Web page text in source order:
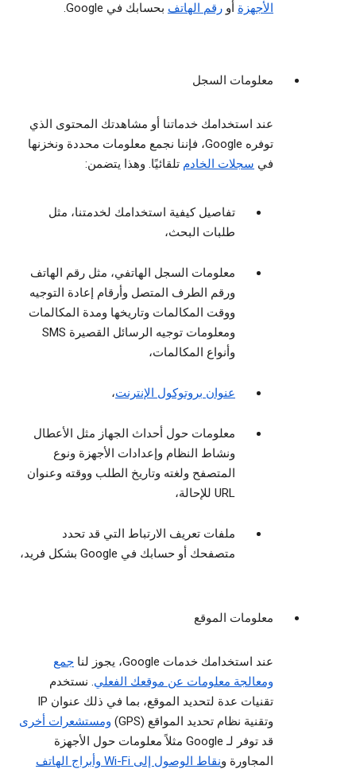
الأجهزة أو رقم الهاتف بحسابك في Google.
معلومات السجل
عند استخدامك خدماتنا أو مشاهدتك المحتوى الذي
توفره Google، فإننا نجمع معلومات محددة ونخزنها
في سجلات الخادم تلقائيًا. وهذا يتضمن:
تفاصيل كيفية استخدامك لخدمتنا، مثل
طلبات البحث،
معلومات السجل الهاتفي، مثل رقم الهاتف
ورقم الطرف المتصل وأرقام إعادة التوجيه
ووقت المكالمات وتاريخها ومدة المكالمات
ومعلومات توجيه الرسائل القصيرة SMS
وأنواع المكالمات،
عنوان بروتوكول الإنترنت،
معلومات حول أحداث الجهاز مثل الأعطال
ونشاط النظام وإعدادات الأجهزة ونوع
المتصفح ولغته وتاريخ الطلب ووقته وعنوان
URL للإحالة،
ملفات تعريف الارتباط التي قد تحدد
متصفحك أو حسابك في Google بشكل فريد،
معلومات الموقع
عند استخدامك خدمات Google، يجوز لنا
جمع
ومعالجة معلومات عن موقعك الفعلي. نستخدم
تقنيات عدة لتحديد الموقع، بما في ذلك عنوان IP
وتقنية نظام تحديد المواقع (GPS)
ومستشعرات أخرى
قد توفر لـ Google مثلاً معلومات حول الأجهزة
المجاورة و
نقاط الوصول إلى Wi-Fi وأبراج الهاتف